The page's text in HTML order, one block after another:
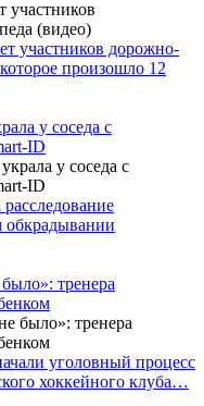
участников дорожно-
произошло 12
у соседа с
ID
обкрадывании
тренера
уголовный процесс
хоккейного клуба…